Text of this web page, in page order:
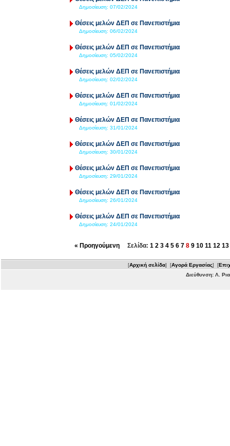
Δημοσίευση: 07/02/2024
Θέσεις μελών ΔΕΠ σε Πανεπιστήμια
Δημοσίευση: 06/02/2024
Θέσεις μελών ΔΕΠ σε Πανεπιστήμια
Δημοσίευση: 05/02/2024
Θέσεις μελών ΔΕΠ σε Πανεπιστήμια
Δημοσίευση: 02/02/2024
Θέσεις μελών ΔΕΠ σε Πανεπιστήμια
Δημοσίευση: 01/02/2024
Θέσεις μελών ΔΕΠ σε Πανεπιστήμια
Δημοσίευση: 31/01/2024
Θέσεις μελών ΔΕΠ σε Πανεπιστήμια
Δημοσίευση: 30/01/2024
Θέσεις μελών ΔΕΠ σε Πανεπιστήμια
Δημοσίευση: 29/01/2024
Θέσεις μελών ΔΕΠ σε Πανεπιστήμια
Δημοσίευση: 26/01/2024
Θέσεις μελών ΔΕΠ σε Πανεπιστήμια
Δημοσίευση: 24/01/2024
« ΠροηγούμενηΣελίδα: 1 2 3 4 5 6 7 8 9 10 11 12 13
[Αρχική σελίδα] [Αγορά Εργασίας] [
Διεύθυνση: Λ.